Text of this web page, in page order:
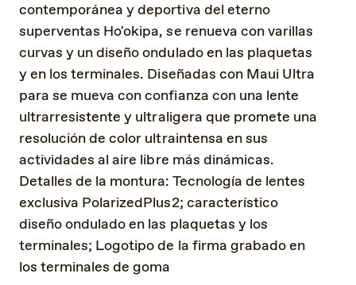
contemporánea y deportiva del eterno
superventas Ho'okipa, se renueva con varillas
curvas y un diseño ondulado en las plaquetas
y en los terminales. Diseñadas con Maui Ultra
para se mueva con confianza con una lente
ultrarresistente y ultraligera que promete una
resolución de color ultraintensa en sus
actividades al aire libre más dinámicas.
Detalles de la montura: Tecnología de lentes
exclusiva PolarizedPlus2; característico
diseño ondulado en las plaquetas y los
terminales; Logotipo de la firma grabado en
los terminales de goma